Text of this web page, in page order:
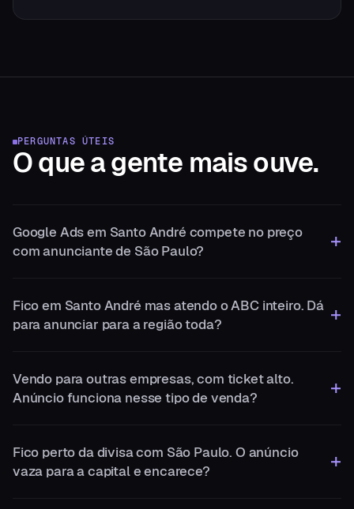
PERGUNTAS ÚTEIS
O que a gente mais ouve.
Google Ads em Santo André compete no preço
com anunciante de São Paulo?
Fico em Santo André mas atendo o ABC inteiro. Dá
para anunciar para a região toda?
Vendo para outras empresas, com ticket alto.
Anúncio funciona nesse tipo de venda?
Fico perto da divisa com São Paulo. O anúncio
vaza para a capital e encarece?